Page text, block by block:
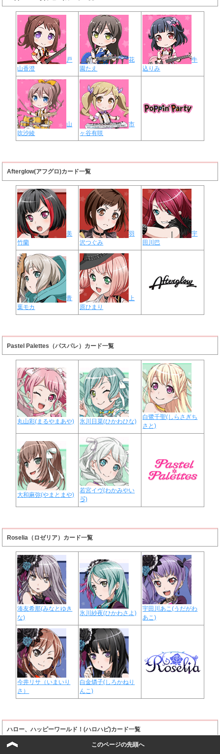
戸
山香澄
花
園たえ
牛
込りみ
山
吹沙綾
市
ヶ谷有咲
Afterglow(アフグロ)カード一覧
美
竹蘭
羽
沢つぐみ
宇
田川巴
青
葉モカ
上
原ひまり
Pastel Palettes（パスパレ）カード一覧
丸山彩(まるやまあや) 氷川日菜(ひかわひな)
白鷺千聖(しらさぎち
さと)
大和麻弥(やまとまや)
若宮イヴ(わかみやい
ゔ)
Roselia（ロゼリア）カード一覧
湊友希那(みなとゆき
な)
氷川紗夜(ひかわさよ)
宇田川あこ(うだがわ
あこ)
今井リサ（いまいり
さ）
白金燐子(しろかねり
んこ)
ハロー、ハッピーワールド！(ハロハピ)カード一覧
このページの先頭へ